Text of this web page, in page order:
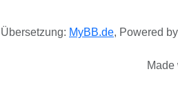
MyBB.de, Powered by
Made